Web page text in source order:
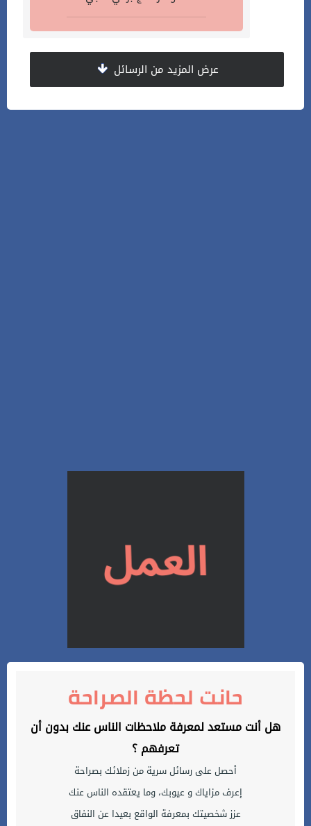
عرض المزيد من الرسائل
حانت لحظة الصراحة
هل أنت مستعد لمعرفة ملاحظات الناس عنك بدون أن
تعرفهم ؟
أحصل على رسائل سرية من زملائك بصراحة
إعرف مزاياك و عيوبك، وما يعتقده الناس عنك
عزز شخصيتك بمعرفة الواقع بعيدا عن النفاق